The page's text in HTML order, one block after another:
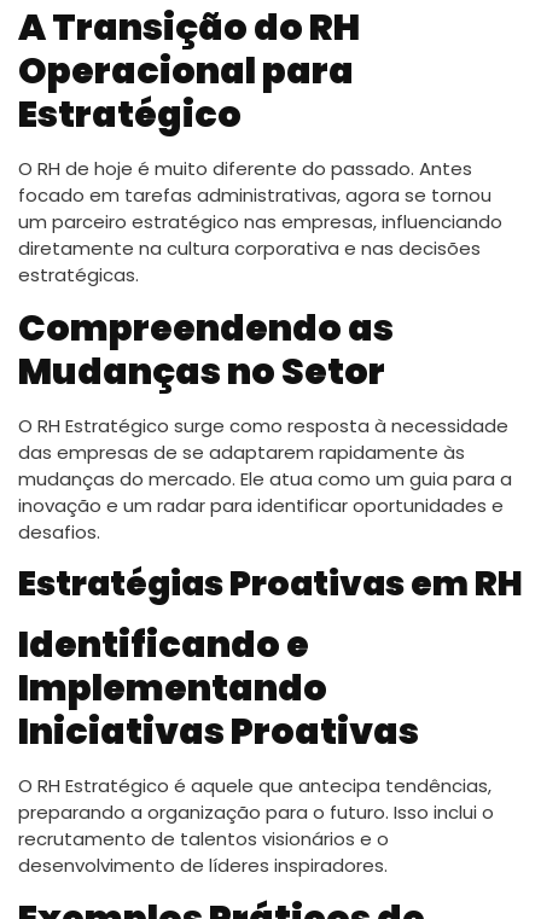
A Transição do RH
Operacional para
Estratégico
O RH de hoje é muito diferente do passado. Antes
focado em tarefas administrativas, agora se tornou
um parceiro estratégico nas empresas, influenciando
diretamente na cultura corporativa e nas decisões
estratégicas.
Compreendendo as
Mudanças no Setor
O RH Estratégico surge como resposta à necessidade
das empresas de se adaptarem rapidamente às
mudanças do mercado. Ele atua como um guia para a
inovação e um radar para identificar oportunidades e
desafios.
Estratégias Proativas em RH
Identificando e
Implementando
Iniciativas Proativas
O RH Estratégico é aquele que antecipa tendências,
preparando a organização para o futuro. Isso inclui o
recrutamento de talentos visionários e o
desenvolvimento de líderes inspiradores.